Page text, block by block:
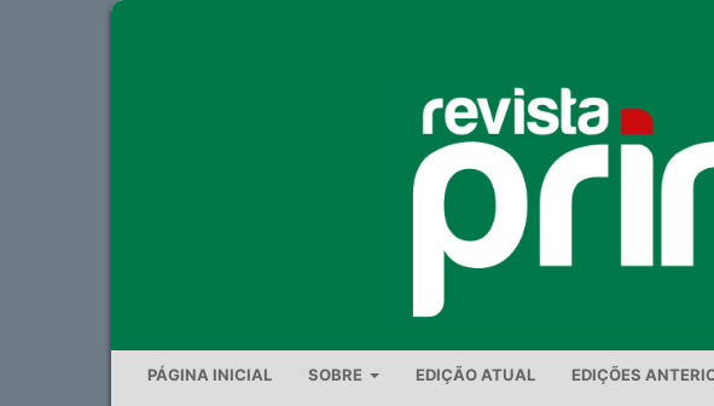
PÁGINA INICIAL SOBRE EDIÇÃO ATUAL EDIÇÕES